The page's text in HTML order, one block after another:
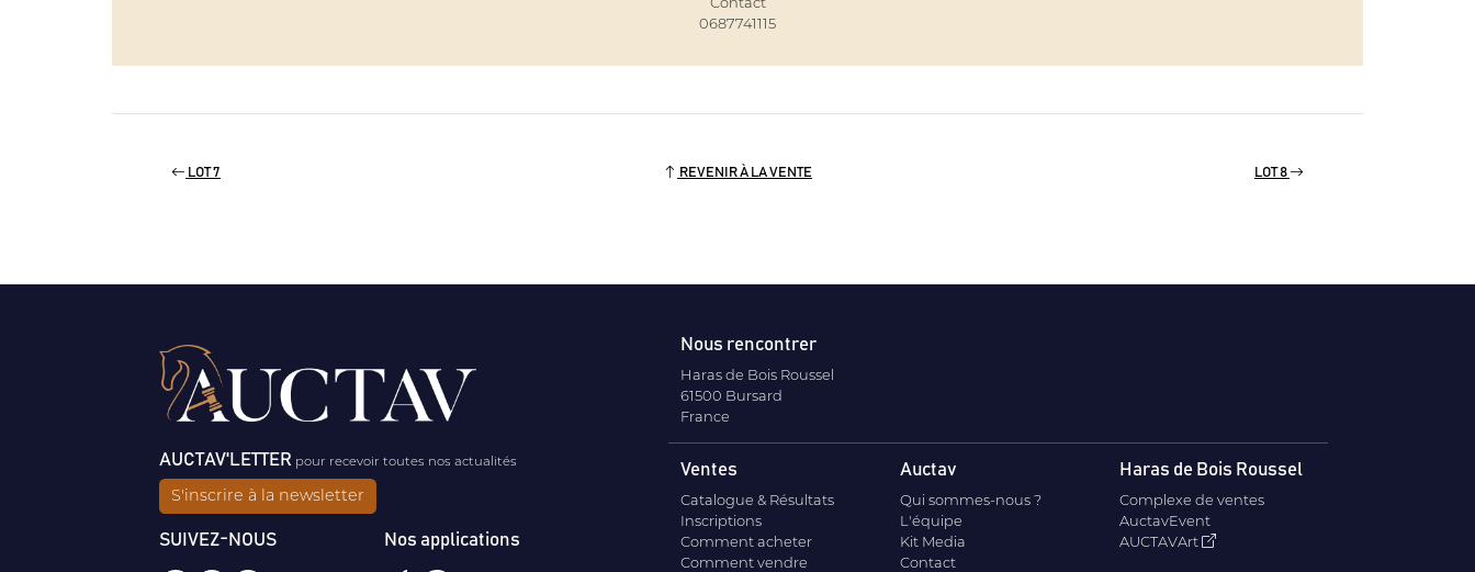
0687741115
LOT 7 REVENIR À LA VENTE LOT 8
AUCTAV'LETTER pour recevoir toutes nos actualités
S'inscrire à la newsletter
SUIVEZ-NOUS Nos applications
Nous rencontrer
Haras de Bois Roussel
61500 Bursard
France
Ventes
Catalogue & Résultats
Inscriptions
Comment acheter
Comment vendre
Auctav
Qui sommes-nous ?
L'équipe
Kit Media
Contact
Haras de Bois Roussel
Complexe de ventes
AuctavEvent
AUCTAVArt